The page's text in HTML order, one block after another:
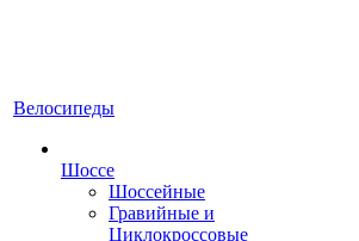
Велосипеды
Шоссе
Шоссейные
Гравийные и
Циклокроссовые